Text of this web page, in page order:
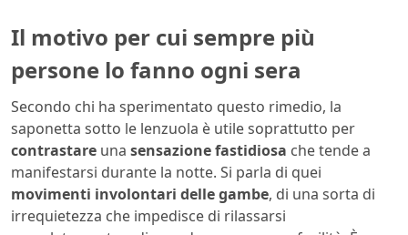
Il motivo per cui sempre più
persone lo fanno ogni sera
Secondo chi ha sperimentato questo rimedio, la
saponetta sotto le lenzuola è utile soprattutto per
contrastare una sensazione fastidiosa che tende a
manifestarsi durante la notte. Si parla di quei
movimenti involontari delle gambe, di una sorta di
irrequietezza che impedisce di rilassarsi